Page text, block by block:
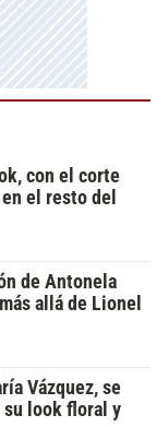
con el corte
el resto del
de Antonela
allá de Lionel
Vázquez, se
su look floral y